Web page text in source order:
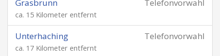
Telefonvorwahl
Grasbrunn
ca. 15 Kilometer entfernt
Telefonvorwahl
Unterhaching
ca. 17 Kilometer entfernt